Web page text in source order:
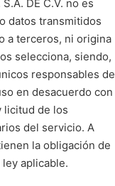
DE C.V. no es
datos transmitidos
a terceros, ni origina
selecciona, siendo,
responsables de
en desacuerdo con
licitud de los
del servicio. A
la obligación de
aplicable.